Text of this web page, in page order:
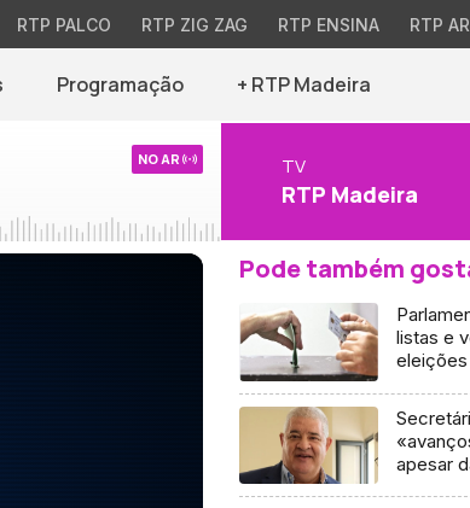
RTP PALCO RTP ZIG ZAG RTP ENSINA RTP
Programação + RTP Madeira
NO AR TV
RTP Madeira
Pode também
listas e
apesar